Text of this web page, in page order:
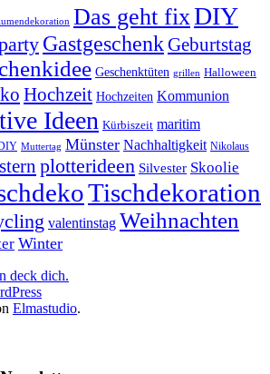
Das geht fixDIY
GastgeschenkGeburtstag
Geschenktüten grillen Halloween
Hochzeit Hochzeiten Kommunion
Ideen Kürbiszeit maritim
Muttertag Münster Nachhaltigkeit Nikolaus
plotterideen Silvester Skoolie
Tischdekoration
valentinstag Weihnachten
Winter
deck dich.
Elmastudio.